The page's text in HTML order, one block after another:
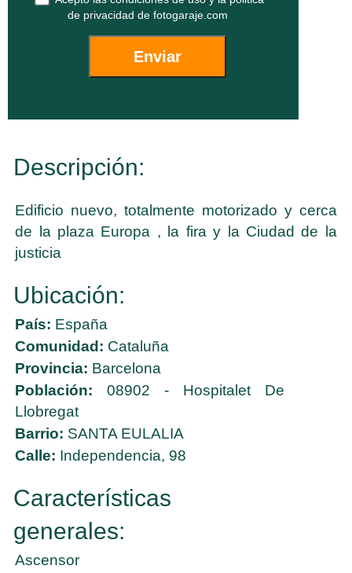
de privacidad de fotogaraje.com
Descripción:
Edificio nuevo, totalmente motorizado y cerca
de la plaza Europa , la fira y la Ciudad de la
justicia
Ubicación:
País: España
Comunidad: Cataluña
Provincia: Barcelona
Población: 08902 - Hospitalet De
Llobregat
Barrio: SANTA EULALIA
Calle: Independencia, 98
Características
generales:
Ascensor